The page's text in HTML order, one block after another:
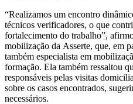
“Realizamos um encontro
técnicos verificadores, o que
fortalecimento do trabalho”,
mobilização da Asserte, que, em
também especialista em
formação. Ela também ressaltou
responsáveis pelas visitas
sobre os casos encontrados,
necessários.